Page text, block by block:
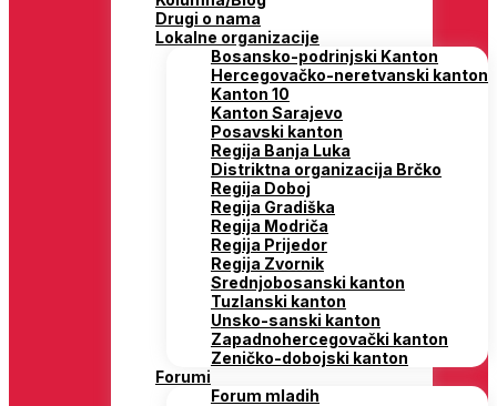
Drugi o nama
Lokalne organizacije
Bosansko-podrinjski Kanton
Hercegovačko-neretvanski kanton
Kanton 10
Kanton Sarajevo
Posavski kanton
Regija Banja Luka
Distriktna organizacija Brčko
Regija Doboj
Regija Gradiška
Regija Modriča
Regija Prijedor
Regija Zvornik
Srednjobosanski kanton
Tuzlanski kanton
Unsko-sanski kanton
Zapadnohercegovački kanton
Zeničko-dobojski kanton
Forumi
Forum mladih